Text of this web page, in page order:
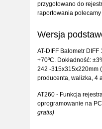
przygotowano do
raportowania
Wersja
AT-DIFF Balometr
+70ºC. Dokładność:
242 -315x315x220mm
producenta, walizka, 4
AT260 - Funkcja
oprogramowanie na
gratis)